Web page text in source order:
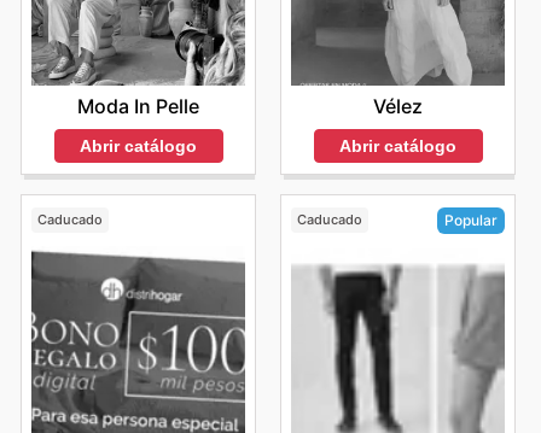
Moda In Pelle
Abrir catálogo
Vélez
Abrir catálogo
Caducado Caducado Popular